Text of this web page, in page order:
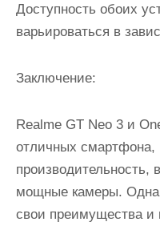
Доступность обоих
варьироваться в
Заключение:
Realme GT Neo 3 и
отличных
мощные камеры.
свои преимущества и